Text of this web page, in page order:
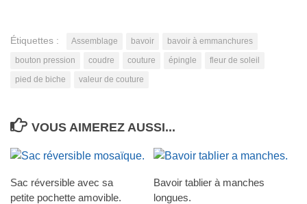
Étiquettes : Assemblage bavoir
bavoir à emmanchures
bouton pression
coudre couture épingle
fleur de soleil
pied de biche
valeur de couture
VOUS AIMEREZ AUSSI...
Sac réversible avec sa
petite pochette amovible.
Bavoir tablier à manches
longues.